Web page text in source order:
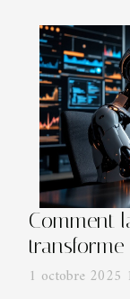
Comment
1 octobre 2025